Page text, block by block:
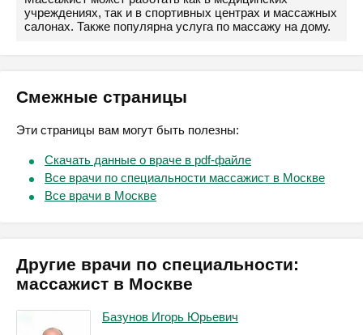
учреждениях, так и в спортивных центрах и массажных
салонах. Также популярна услуга по массажу на дому.
Смежные страницы
Эти страницы вам могут быть полезны:
Скачать данные о враче в pdf-файле
Все врачи по специальности массажист в Москве
Все врачи в Москве
Другие врачи по специальности:
массажист в Москве
Базунов Игорь Юрьевич